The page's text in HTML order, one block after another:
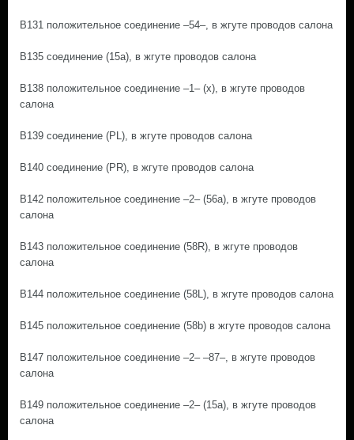
B131 положительное соединение –54–, в жгуте проводов салона
B135 соединение (15а), в жгуте проводов салона
B138 положительное соединение –1– (х), в жгуте проводов
салона
B139 соединение (PL), в жгуте проводов салона
B140 соединение (PR), в жгуте проводов салона
B142 положительное соединение –2– (56а), в жгуте проводов
салона
B143 положительное соединение (58R), в жгуте проводов
салона
B144 положительное соединение (58L), в жгуте проводов салона
B145 положительное соединение (58b) в жгуте проводов салона
B147 положительное соединение –2– –87–, в жгуте проводов
салона
B149 положительное соединение –2– (15а), в жгуте проводов
салона